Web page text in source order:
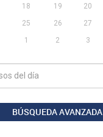
18 19 20
25 26 27
1 2 3
BÚSQUEDA AVANZADA